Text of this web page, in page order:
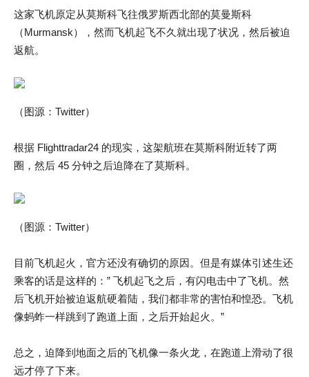
这家飞机原定从莫斯科飞往俄罗斯西北部的莫曼斯科
（Murmansk），然而飞机起飞不久就出现了状况，然后被迫
返航。
（图源：Twitter）
根据 Flighttradar24 的现实，这架航班在莫斯科附近转了两
圈，然后 45 分钟之后迫降在了莫斯科。
（图源：Twitter）
目前飞机起火，官方还没有确切的原因。但是有媒体引述生还
乘客的话是这样的：” 飞机起飞之后，有闪电击中了飞机。然
后飞机开始被迫返航硬着陆，我们都非常的害怕和惶恐。飞机
像蚂蚱一样跳到了跑道上面，之后开始起火。”
总之，迫降到地面之后的飞机像一条火龙，在跑道上滑动了很
远才停了下来。